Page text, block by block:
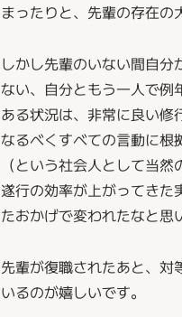
まったりと、先輩の存在の
しかし先輩のいない間自
ない、自分ともう一人で例
ある状況は、非常に良い修
なるべくすべての言動に根
（という社会人として当
遂行の効率が上がってきた
たおかげで変われたなと思
先輩が復職されたあと、対
いるのが嬉しいです。